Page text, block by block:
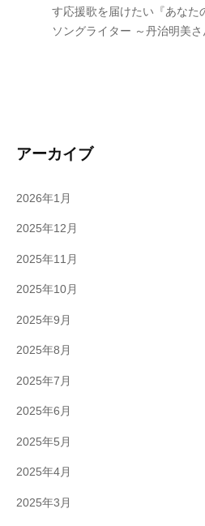
す応援歌を届けたい『あなた
ソングライター ～丹治明美
アーカイブ
2026年1月
2025年12月
2025年11月
2025年10月
2025年9月
2025年8月
2025年7月
2025年6月
2025年5月
2025年4月
2025年3月